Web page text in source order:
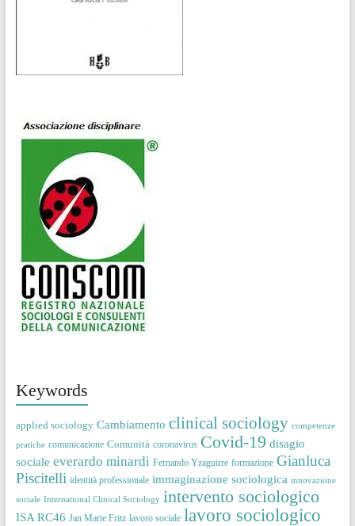
Keywords
applied sociology Cambiamento clinical sociology competenze
pratiche comunicazione Comunità coronavirus Covid-19 disagio
sociale everardo minardi Fernando Yzaguirre formazione Gianluca
Piscitelli identità professionale immaginazione sociologica innovazione
sociale International Clinical Sociology intervento sociologico
ISA RC46 Jan Marie Fritz lavoro sociale lavoro sociologico